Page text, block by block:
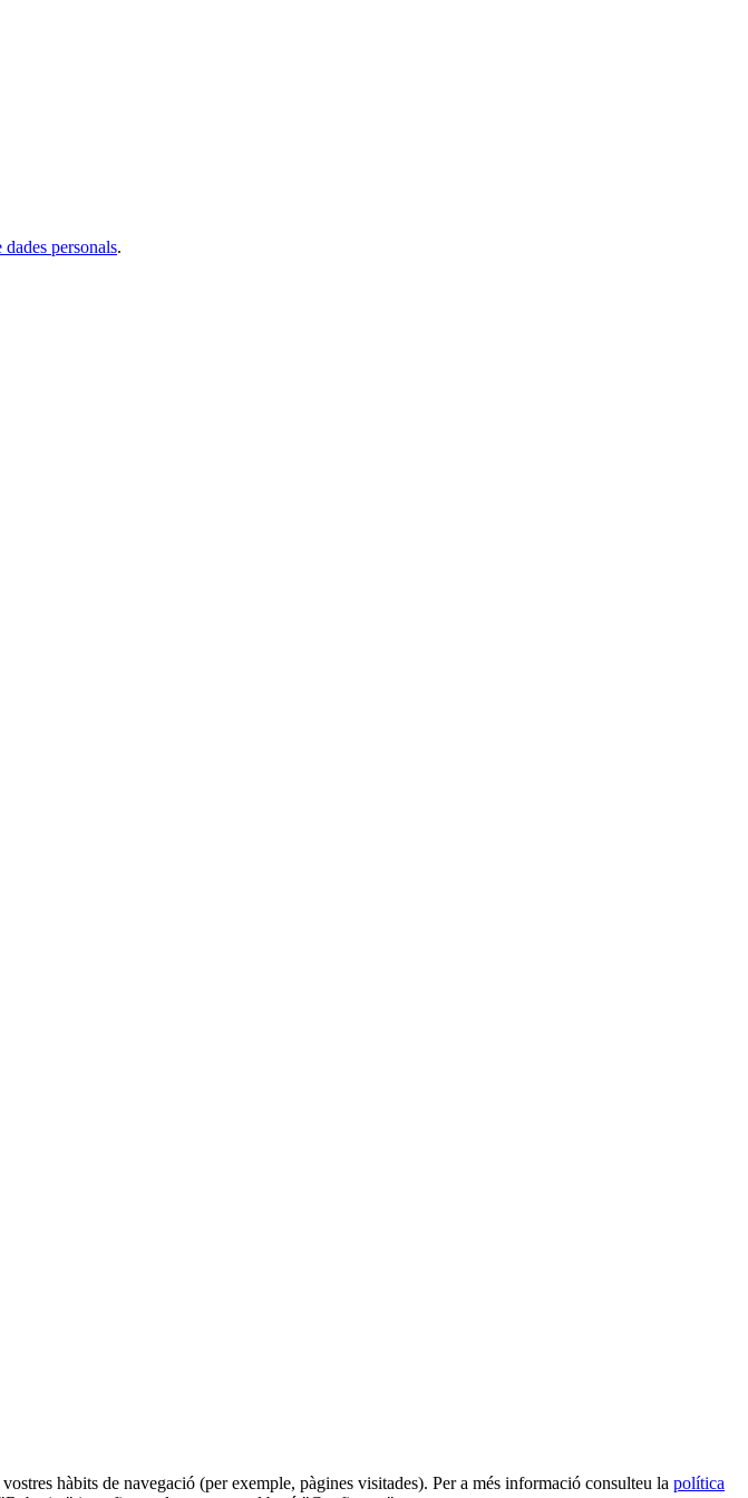
dades personals.
hàbits de navegació (per exemple, pàgines visitades). Per a més informació consulteu la política